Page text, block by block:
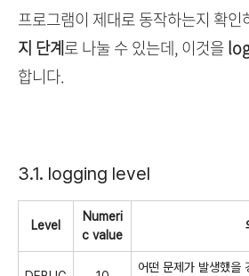
프로그램이 제대로 동작하는지 확인
지 단계로 나눌 수 있는데, 이것을
합니다.
3.1. logging level
Level
Numeri
c value
어떤 문제가 발생했을